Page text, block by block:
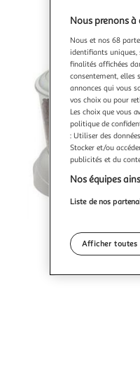
Nous prenons à
Nous et nos 68
identifiants uniques,
finalités affichées
consentement, elles
annonces qui vous
vos choix ou pour
Les choix que vous
politique de
: Utiliser des
Stocker et/ou
publicités et du
Nos équipes
Liste de nos
Afficher